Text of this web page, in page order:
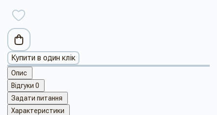
Купити в один клік
Опис
Відгуки 0
Задати питання
Характеристики